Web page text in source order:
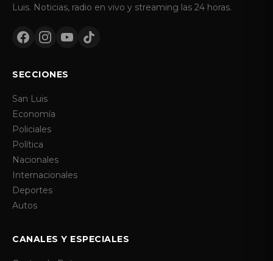
Luis. Noticias, radio en vivo y streaming las 24 horas.
SECCIONES
San Luis
Economía
Policiales
Política
Nacionales
Internacionales
Deportes
Autos
CANALES Y ESPECIALES